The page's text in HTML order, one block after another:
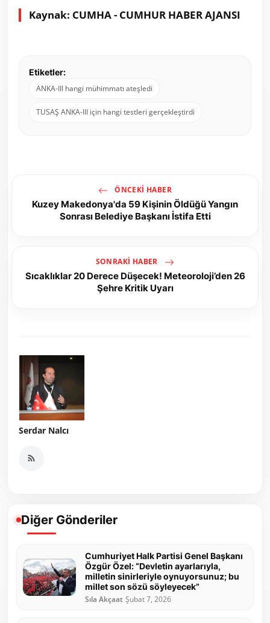
Kaynak: CUMHA - CUMHUR HABER AJANSI
Etiketler:
ANKA-III hangi mühimmatı ateşledi
TUSAŞ ANKA-III için hangi testleri gerçekleştirdi
ÖNCEKI HABER
Kuzey Makedonya'da 59 Kişinin Öldüğü Yangın
Sonrası Belediye Başkanı İstifa Etti
SONRAKI HABER
Sıcaklıklar 20 Derece Düşecek! Meteoroloji’den 26
Şehre Kritik Uyarı
Serdar Nalcı
Diğer Gönderiler
Cumhuriyet Halk Partisi Genel Başkanı
Özgür Özel: “Devletin ayarlarıyla,
milletin sinirleriyle oynuyorsunuz; bu
millet son sözü söyleyecek”
Sıla Akçaat Şubat 7, 2026